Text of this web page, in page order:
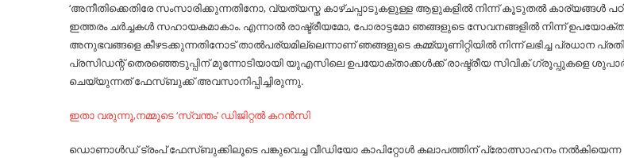
‘അനീതിക്കെതിരേ സംസാരിക്കുന്നതിനോ, വ്യത്യസ്ത കാഴ്ചപ്പാടുകളുള്ള ആളുകളിൽ നിന്ന് കൂടുതൽ കാര്യങ്ങൾ
ഇത്തരം ചർച്ചകൾ സഹായകമാകാം. എന്നാൽ രാഷ്ട്രീയമോ, പോരാട്ടമോ ഞങ്ങളുടെ സേവനങ്ങളിൽ നിന്ന്
അനുഭവങ്ങളെ കീഴടക്കുന്നതിനോട് താൽപര്യമില്ലെന്നാണ് ഞങ്ങളുടെ കമ്മ്യൂണിറ്റിയിൽ നിന്ന് ലഭിച്ച പ്രധാന
പ്രസിഡന്റ് തെരഞ്ഞെടുപ്പിന് മുന്നോടിയായി യുഎസിലെ ഉപയോക്താക്കൾക്ക് രാഷ്ട്രീയ സിവിക് ഗ്രൂപ്പുകളെ
ചെയ്യുന്നത് ഫേസ്ബുക്ക് അവസാനിപ്പിച്ചിരുന്നു.
ഇതാ വരുന്നൂ,നമ്മുടെ ‘സ്വന്തം’ ഡിജിറ്റല്‍ കറന്‍സി
ഡൊണാൾഡ് ട്രംപ് ഫേസ്ബുക്കിലൂടെ പങ്കുവെച്ച വീഡിയോ കാപിറ്റോൾ കലാപത്തിന് പ്രോത്സാഹനം നൽകിയെന്ന